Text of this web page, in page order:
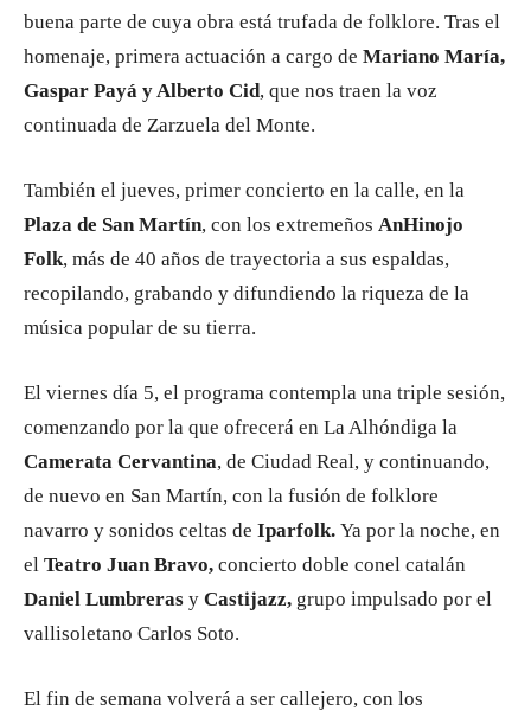
buena parte de cuya obra está trufada de folklore. Tras el
homenaje, primera actuación a cargo de Mariano María,
Gaspar Payá y Alberto Cid, que nos traen la voz
continuada de Zarzuela del Monte.
También el jueves, primer concierto en la calle, en la
Plaza de San Martín, con los extremeños AnHinojo
Folk, más de 40 años de trayectoria a sus espaldas,
recopilando, grabando y difundiendo la riqueza de la
música popular de su tierra.
El viernes día 5, el programa contempla una triple sesión,
comenzando por la que ofrecerá en La Alhóndiga la
Camerata Cervantina, de Ciudad Real, y continuando,
de nuevo en San Martín, con la fusión de folklore
navarro y sonidos celtas de Iparfolk. Ya por la noche, en
el Teatro Juan Bravo, concierto doble conel catalán
Daniel Lumbreras y Castijazz, grupo impulsado por el
vallisoletano Carlos Soto.
El fin de semana volverá a ser callejero, con los